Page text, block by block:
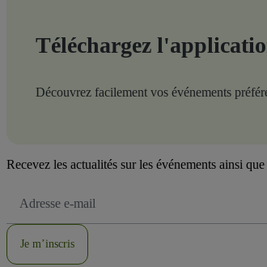
Téléchargez
Découvrez facilement vos événements
Recevez les actualités sur les événements ainsi
e-
Je m’inscris